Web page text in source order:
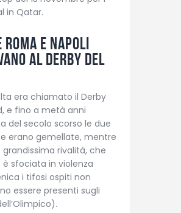
in Qatar.
Roma e Napoli
al Derby del
era chiamato il Derby
e fino a metà anni
del secolo scorso le due
erano gemellate, mentre
grandissima rivalità, che
è sfociata in violenza
i tifosi ospiti non
essere presenti sugli